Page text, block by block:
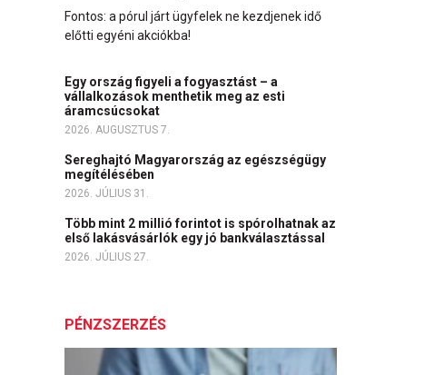
Fontos: a pórul járt ügyfelek ne kezdjenek idő
előtti egyéni akciókba!
Egy ország figyeli a fogyasztást – a
vállalkozások menthetik meg az esti
áramcsúcsokat
2026. AUGUSZTUS 7.
Sereghajtó Magyarország az egészségügy
megítélésében
2026. JÚLIUS 31.
Több mint 2 millió forintot is spórolhatnak az
első lakásvásárlók egy jó bankválasztással
2026. JÚLIUS 27.
PÉNZSZERZÉS